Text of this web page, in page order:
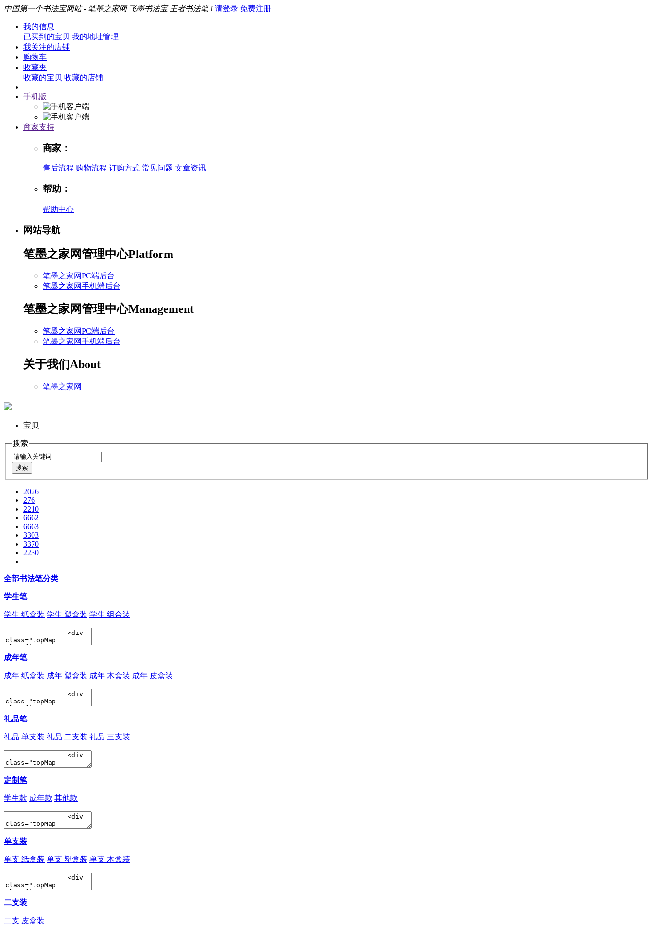
中国第一个书法宝网站 - 笔墨之家网 飞墨书法宝 王者书法笔 ! 请登录 免费注册
我的信息
已买到的宝贝 我的地址管理
我关注的店铺
购物车
收藏夹
收藏的宝贝 收藏的店铺
手机版
商家支持
商家：
售后流程 购物流程 订购方式 常见问题 文章资讯
帮助：
帮助中心
网站导航
笔墨之家网管理中心Platform
笔墨之家网PC端后台
笔墨之家网手机端后台
笔墨之家网管理中心Management
笔墨之家网PC端后台
笔墨之家网手机端后台
关于我们About
笔墨之家网
宝贝
搜索
2026
276
2210
6662
6663
3303
3370
2230
全部书法笔分类
学生笔
学生 纸盒装 学生 塑盒装 学生 组合装
成年笔
成年 纸盒装 成年 塑盒装 成年 木盒装 成年 皮盒装
礼品笔
礼品 单支装 礼品 二支装 礼品 三支装
定制笔
学生款 成年款 其他款
单支装
单支 纸盒装 单支 塑盒装 单支 木盒装
二支装
二支 皮盒装